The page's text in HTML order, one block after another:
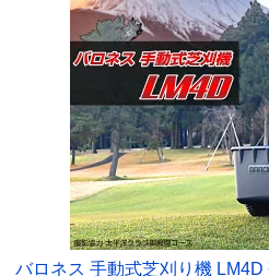
バロネス 手動式芝刈り機